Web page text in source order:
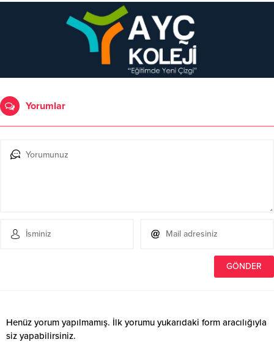
Yorumlar
Henüz yorum yapılmamış. İlk yorumu yukarıdaki form aracılığıyla
siz yapabilirsiniz.